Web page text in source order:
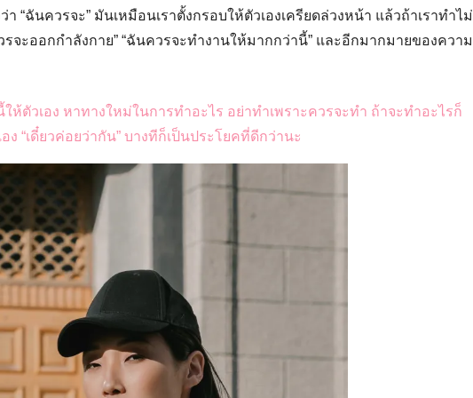
า “ฉันควรจะ” มันเหมือนเราตั้งกรอบให้ตัวเองเครียดล่วงหน้า แล้วถ้าเราทำไม่
รจะออกกำลังกาย” “ฉันควรจะทำงานให้มากกว่านี้” และอีกมากมายของความ
ห้ตัวเอง หาทางใหม่ในการทำอะไร อย่าทำเพราะควรจะทำ ถ้าจะทำอะไรก็
“เดี๋ยวค่อยว่ากัน” บางทีก็เป็นประโยคที่ดีกว่านะ